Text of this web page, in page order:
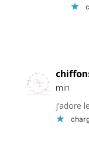
min
j’adore